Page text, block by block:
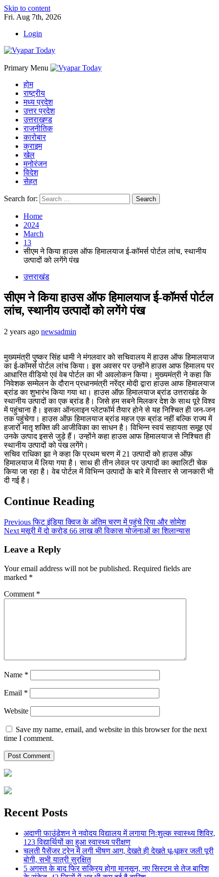
Skip to content
Fri. Aug 7th, 2026
Login
Primary Menu
होम
राष्ट्रीय
मध्य प्रदेश
उत्तर प्रदेश
उत्तराखण्ड
राजनीतिक
कारोबार
क्राइम
खेल
मनोरंजन
विदेश
सेहत
Search for:
Home
2024
March
13
सीएम ने किया हाउस ऑफ हिमालयाज ई-कॉमर्स पोर्टल लांच, स्थानीय
उत्पादों को लगेंगे पंख
उत्तराखंड
सीएम ने किया हाउस ऑफ हिमालयाज ई-कॉमर्स पोर्टल
लांच, स्थानीय उत्पादों को लगेंगे पंख
2 years ago newsadmin
मुख्यमंत्री पुष्कर सिंह धामी ने मंगलवार को सचिवालय में हाउस ऑफ हिमालयाज
का ई-कॉमर्स पोर्टल लांच किया। इस अवसर पर उन्होंने हाउस आफ हिमालय पर
आधारित वीडियो एवं वेब पोर्टल का भी अवलोकन किया। मुख्यमंत्री ने कहा कि
निवेशक सम्मेलन के दौरान प्रधानमंत्री नरेंद्र मोदी द्वारा हाउस आफ हिमालयाज
ब्रांड का शुभारंभ किया गया था। हाउस ऑफ़ हिमालयाज ब्रांड उत्तराखंड के
स्थानीय उत्पादों का एक ब्रांड है। जिसे हम सबने मिलकर देश के साथ पूरे विश्व
में पहुंचाना है। इसका ऑनलाइन प्लेटफॉर्म तैयार होने से यह निश्चित ही जन-जन
तक पहुंचेगा। हाउस ऑफ़ हिमालयाज ब्रांड महज एक ब्रांड नहीं बल्कि राज्य में
हजारों मातृ शक्ति की आजीविका का साधन है। विभिन्न स्वयं सहायता समूह एवं
उनके उत्पाद इससे जुड़े हैं। उन्होंने कहा हाउस आफ हिमालयाज से निश्चित ही
स्थानीय उत्पादों को पंख लगेंगे।
सचिव राधिका झा ने कहा कि प्रथम चरण में 21 उत्पादों को हाउस ऑफ़
हिमालयाज में लिया गया है। साथ ही तीन लेवल पर उत्पादों का क्वालिटी चेक
किया जा रहा है। वेब पोर्टल में विभिन्न उत्पादों के बारे में विस्तार से जानकारी भी
दी गई है।
Continue Reading
Previousफिट इंडिया क्विज के अंतिम चरण में पहुंचे रिया और सोमेश
Nextमसूरी में दो करोड़ 66 लाख की विकास योजनाओं का शिलान्यास
Leave a Reply
Your email address will not be published. Required fields are
marked *
Comment *
Name *
Email *
Website
Save my name, email, and website in this browser for the next
time I comment.
Recent Posts
अदाणी फाउंडेशन ने नवोदय विद्यालय में लगाया निःशुल्क स्वास्थ्य शिविर,
123 विद्यार्थियों का हुआ स्वास्थ्य परीक्षण
चलती पैसेंजर ट्रेन में लगी भीषण आग, देखते ही देखते धू-धूकर जली पूरी
बोगी, सभी यात्री सुरक्षित
5 अगस्त के बाद फिर सक्रिय होगा मानसून, नए सिस्टम से तेज बारिश